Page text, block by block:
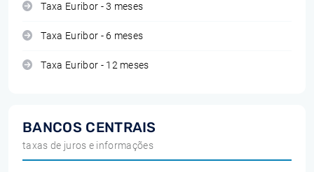
Taxa Euribor - 3 meses
Taxa Euribor - 6 meses
Taxa Euribor - 12 meses
BANCOS CENTRAIS
taxas de juros e informações